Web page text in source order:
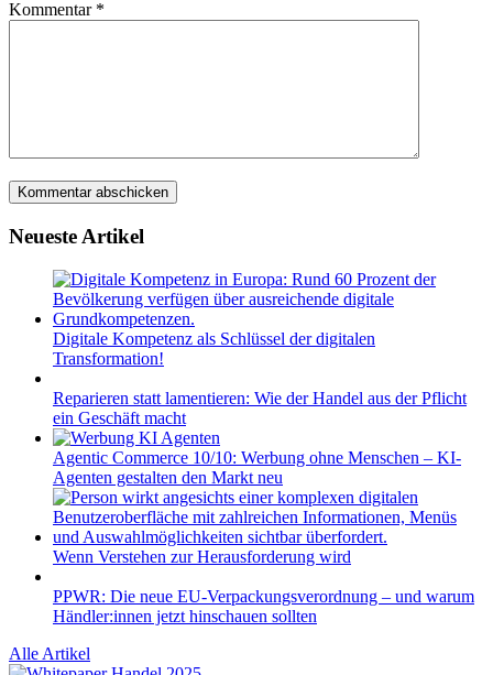
Kommentar *
Neueste Artikel
Digitale Kompetenz als Schlüssel der digitalen
Transformation!
Reparieren statt lamentieren: Wie der Handel aus der Pflicht
ein Geschäft macht
Agentic Commerce 10/10: Werbung ohne Menschen – KI-
Agenten gestalten den Markt neu
Wenn Verstehen zur Herausforderung wird
PPWR: Die neue EU-Verpackungsverordnung – und warum
Händler:innen jetzt hinschauen sollten
Alle Artikel